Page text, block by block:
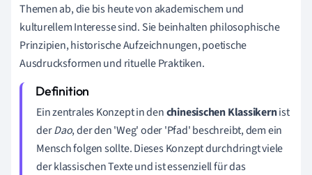
Themen ab, die bis heute von akademischem und
kulturellem Interesse sind. Sie beinhalten philosophische
Prinzipien, historische Aufzeichnungen, poetische
Ausdrucksformen und rituelle Praktiken.
Ein zentrales Konzept in denchinesischen Klassikernist
derDao, der den 'Weg' oder 'Pfad' beschreibt, dem ein
Mensch folgen sollte. Dieses Konzept durchdringt viele
der klassischen Texte und ist essenziell für das